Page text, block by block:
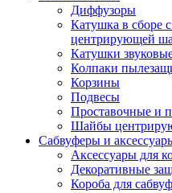
Диффузоры
Катушка в сборе
центрирующей
Катушки
Колпаки
Корзины
Подвесы
Проставочные и
Шайбы
Сабвуферы и
Аксессуары для
Декоративные
Короба для